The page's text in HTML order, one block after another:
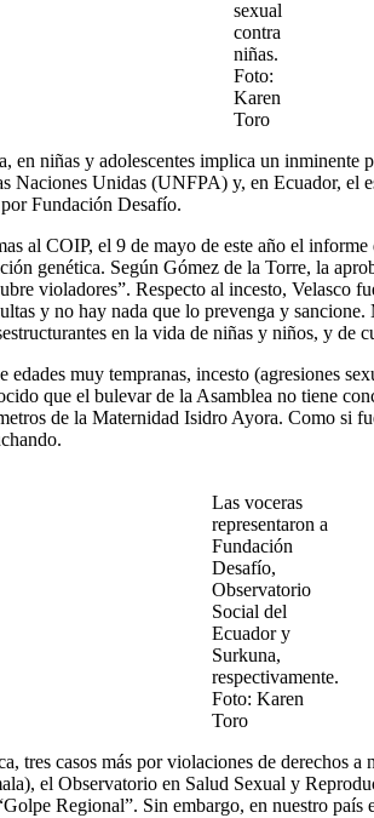
sexual
contra
niñas.
Foto:
Karen
Toro
en niñas y adolescentes implica un
Unidas (UNFPA) y, en Ecuador, el
Fundación Desafío.
al COIP, el 9 de mayo de este año el
genética. Según Gómez de la Torre, la
violadores”. Respecto al incesto, Velasco
y no hay nada que lo prevenga y
en la vida de niñas y niños, y de
muy tempranas, incesto (agresiones
que el bulevar de la Asamblea no tiene
de la Maternidad Isidro Ayora. Como si
Las voceras
representaron a
Fundación
Desafío,
Observatorio
Social del
Ecuador y
Surkuna,
respectivamente.
Foto: Karen
Toro
tres casos más por violaciones de derechos
el Observatorio en Salud Sexual y
Regional”. Sin embargo, en nuestro